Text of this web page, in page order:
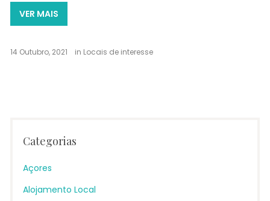
VER MAIS
14 Outubro, 2021 in Locais de interesse
Categorias
Açores
Alojamento Local